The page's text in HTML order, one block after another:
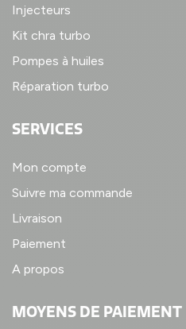
Injecteurs
Kit chra turbo
Pompes à huiles
Réparation turbo
SERVICES
Mon compte
Suivre ma commande
Livraison
Paiement
A propos
MOYENS DE PAIEMENT